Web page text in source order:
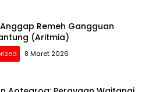
Remeh Gangguan
(Aritmia)
8 Maret 2026